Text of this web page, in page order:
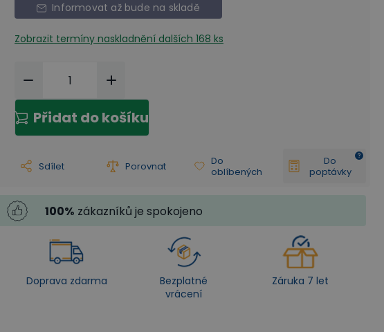
Informovat až bude na skladě
Zobrazit termíny naskladnění dalších 168 ks
Přidat do košíku
Sdílet Porovnat
Do
oblíbených
Do
poptávky
100% zákazníků je spokojeno
Doprava zdarma
Bezplatné
vrácení
Záruka 7 let